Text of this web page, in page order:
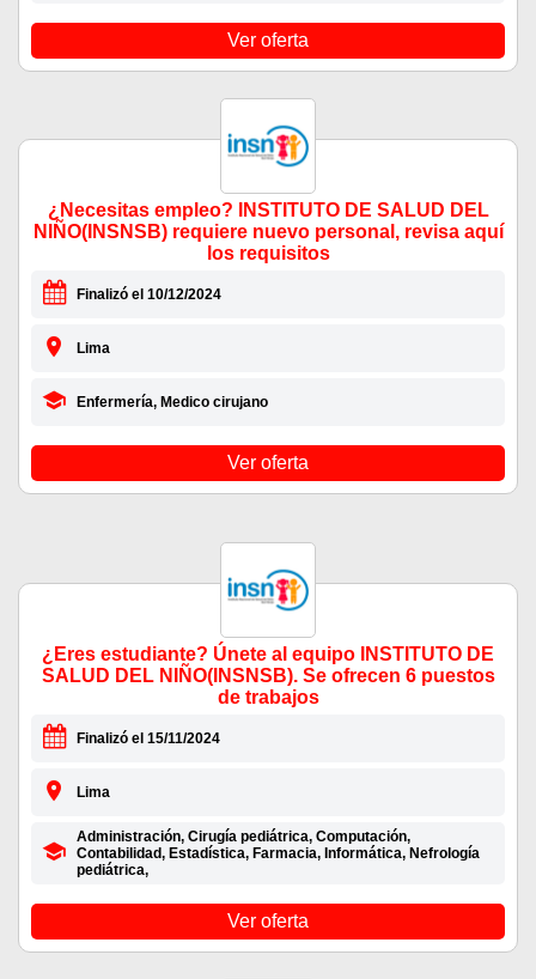
Ver oferta
¿Necesitas empleo? INSTITUTO DE SALUD DEL
NIÑO(INSNSB) requiere nuevo personal, revisa aquí
los requisitos
Finalizó el 10/12/2024
Lima
Enfermería, Medico cirujano
Ver oferta
¿Eres estudiante? Únete al equipo INSTITUTO DE
SALUD DEL NIÑO(INSNSB). Se ofrecen 6 puestos
de trabajos
Finalizó el 15/11/2024
Lima
Administración, Cirugía pediátrica, Computación,
Contabilidad, Estadística, Farmacia, Informática, Nefrología
pediátrica,
Ver oferta